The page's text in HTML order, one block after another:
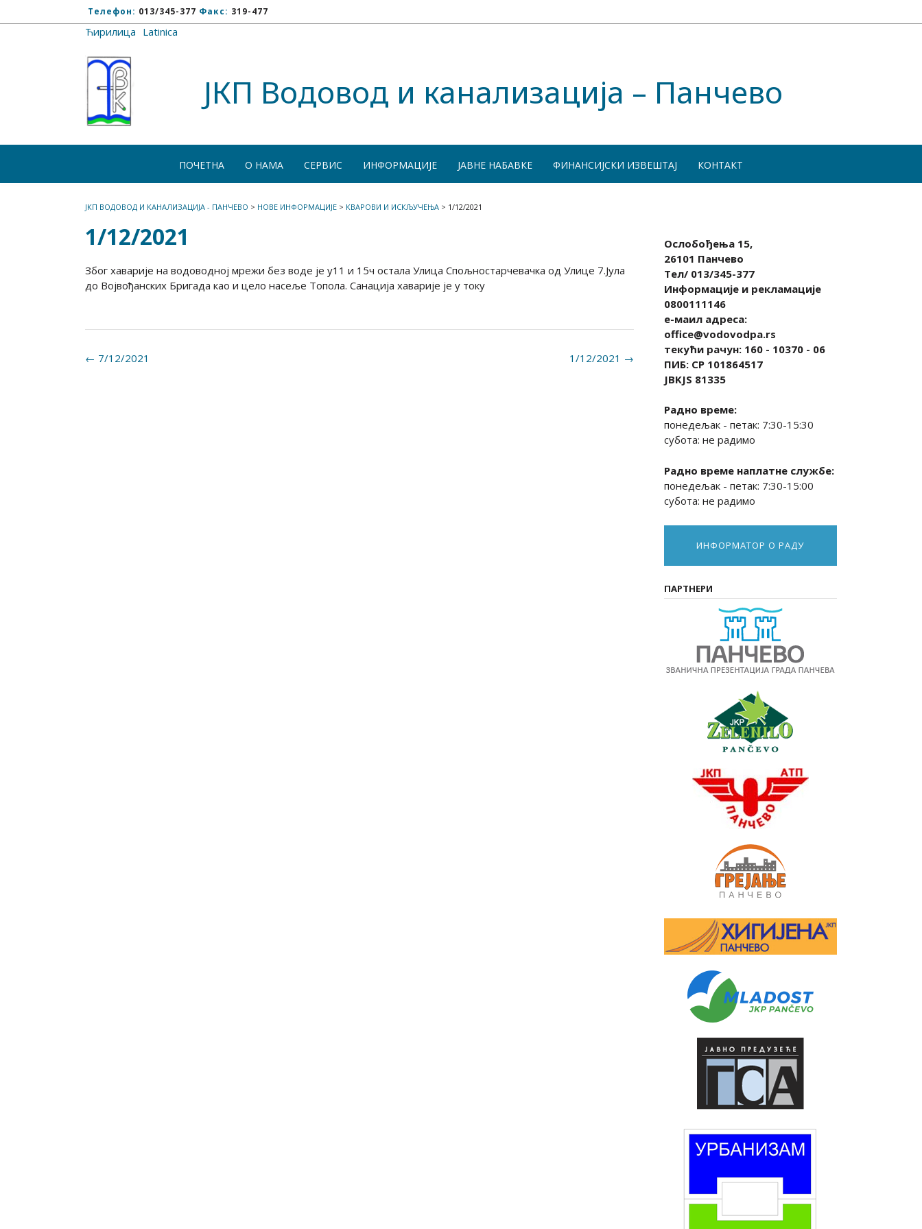
Телефон: 013/345-377 Факс: 319-477
Ћирилица Latinica
ЈКП Водовод и канализација – Панчево
ПОЧЕТНА О НАМА СЕРВИС ИНФОРМАЦИЈЕ ЈАВНЕ НАБАВКЕ ФИНАНСИЈСКИ ИЗВЕШТАЈ КОНТАКТ
ЈКП ВОДОВОД И КАНАЛИЗАЦИЈА - ПАНЧЕВО > НОВЕ ИНФОРМАЦИЈЕ > КВАРОВИ И ИСКЉУЧЕЊА > 1/12/2021
1/12/2021
Због хаварије на водоводној мрежи без воде је у11 и 15ч остала Улица Спољностарчевачка од Улице 7.Јула
до Војвођанских Бригада као и цело насеље Топола. Санација хаварије је у току
Post 1/12/2021 →
← 7/12/2021
Ослобођења 15,
26101 Панчево
Тел/ 013/345-377
Информације и рекламације
0800111146
е-маил адреса:
office@vodovodpa.rs
текући рачун: 160 - 10370 - 06
ПИБ: СР 101864517
JBKJS 81335
Радно време:
понедељак - петак: 7:30-15:30
субота: не радимо
Радно време наплатне службе:
понедељак - петак: 7:30-15:00
субота: не радимо
ИНФОРМАТОР О РАДУ
ПАРТНЕРИ